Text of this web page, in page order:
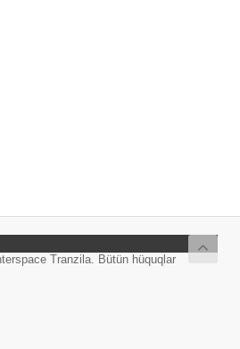
Tranzila. Bütün hüquqlar